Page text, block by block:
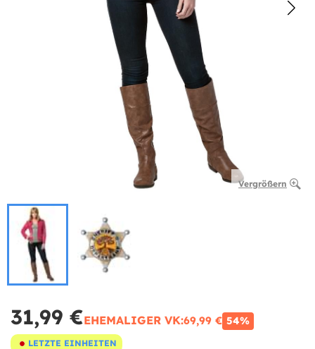
Vergrößern
31,99 €EHEMALIGER VK:69,99 € 54%
LETZTE EINHEITEN